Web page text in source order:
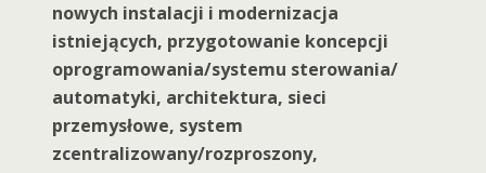
nowych instalacji i modernizacja
istniejących, przygotowanie koncepcji
oprogramowania/systemu sterowania/
automatyki, architektura, sieci
przemysłowe, system
zcentralizowany/rozproszony,